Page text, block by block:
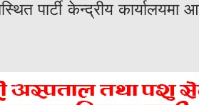
पार्टी केन्द्रीय